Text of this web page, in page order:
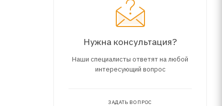
Нужна консультация?
Наши специалисты ответят на любой
интересующий вопрос
ЗАДАТЬ ВОПРОС